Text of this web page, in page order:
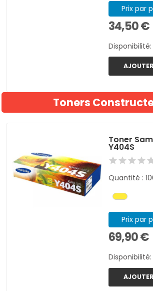
Prix par
34,50 €
Disponibilité:
Toners
Toner
Y404S
Quantité :
Prix par
69,90 €
Disponibilité: